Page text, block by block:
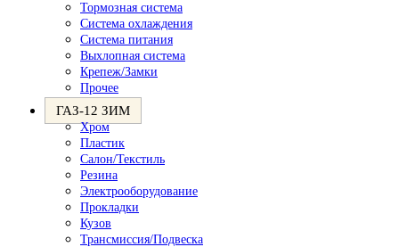
Тормозная система
Система охлаждения
Система питания
Выхлопная система
Крепеж/Замки
Прочее
ГАЗ-12 ЗИМ
Хром
Пластик
Салон/Текстиль
Резина
Электрооборудование
Прокладки
Кузов
Трансмиссия/Подвеска